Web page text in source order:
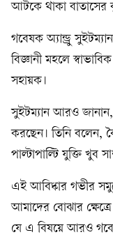
আটকে থাকা বাতাসের
গবেষক অ্যান্ড্রু
বিজ্ঞানী মহলে
সহায়ক।
সুইটম্যান আরও জানান,
করছেন। তিনি বলেন,
পাল্টাপাল্টি যুক্তি খুব
এই আবিষ্কার গভীর
আমাদের বোঝার
যে এ বিষয়ে আরও